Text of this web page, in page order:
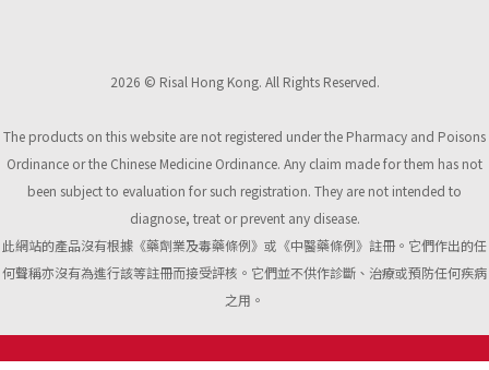
2026 © Risal Hong Kong. All Rights Reserved.
The products on this website are not registered under the Pharmacy and Poisons
Ordinance or the Chinese Medicine Ordinance. Any claim made for them has not
been subject to evaluation for such registration. They are not intended to
diagnose, treat or prevent any disease.
此網站的產品沒有根據《藥劑業及毒藥條例》或《中醫藥條例》註冊。它們作出的任
何聲稱亦沒有為進行該等註冊而接受評核。它們並不供作診斷、治療或預防任何疾病
之用。